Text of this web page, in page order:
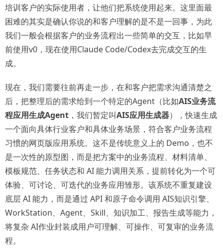
培训客户的实际使用者，让他们把系统使用起来。这里面最
困难的其实是确认你说的和客户理解的是不是一回事，为此
我们一般会根据客户的业务流程出一些简单的交互，比如早
前使用v0，现在使用Claude Code/Codex去完成交互的生
成。
现在，我们需要往前再走一步，在和客户把需求沟通清楚之
后，把整理后的需求给到一个特定的Agent（比如AIS业务流
程应用生成Agent ，我们暂定叫AIS应用生成器），快速生成
一个面向具体行业客户和具体业务场景，符合客户业务流程
习惯的网页版应用系统。这不是传统意义上的 Demo，也不
是一次性的原型图，而是把方案中的业务流程、材料清单、
模板规范、任务状态和 AI 能力调用关系，提前转化为一个可
体验、可讨论、可迭代的业务应用雏形。该系统不重复建设
底层 AI 能力，而是通过 API 和原子命令调用 AIS知识引擎、
WorkStation、Agent、Skill、知识加工、报告生成等能力，
将复杂 AI作业封装成用户可理解、可操作、可复审的业务流
程。